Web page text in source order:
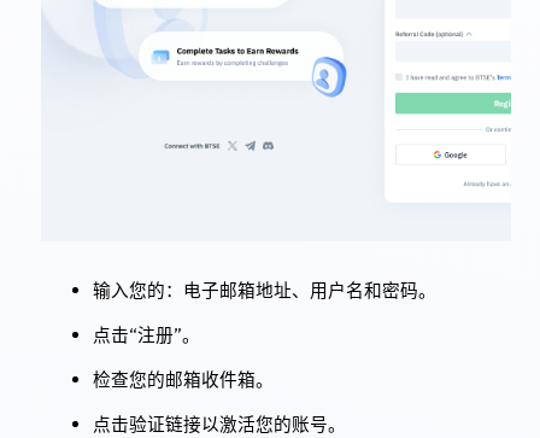
输入您的：电子邮箱地址、用户名和密码。
点击“注册”。
检查您的邮箱收件箱。
点击验证链接以激活您的账号。